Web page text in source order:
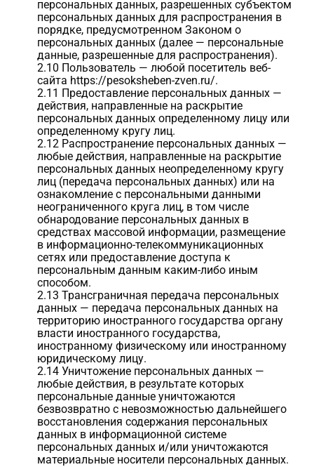
персональных данных, разрешенных субъектом
персональных данных для распространения в
порядке, предусмотренном Законом о
персональных данных (далее — персональные
данные, разрешенные для распространения).
2.10 Пользователь — любой посетитель веб-
сайта https://pesoksheben-zven.ru/.
2.11 Предоставление персональных данных —
действия, направленные на раскрытие
персональных данных определенному лицу или
определенному кругу лиц.
2.12 Распространение персональных данных —
любые действия, направленные на раскрытие
персональных данных неопределенному кругу
лиц (передача персональных данных) или на
ознакомление с персональными данными
неограниченного круга лиц, в том числе
обнародование персональных данных в
средствах массовой информации, размещение
в информационно-телекоммуникационных
сетях или предоставление доступа к
персональным данным каким-либо иным
способом.
2.13 Трансграничная передача персональных
данных — передача персональных данных на
территорию иностранного государства органу
власти иностранного государства,
иностранному физическому или иностранному
юридическому лицу.
2.14 Уничтожение персональных данных —
любые действия, в результате которых
персональные данные уничтожаются
безвозвратно с невозможностью дальнейшего
восстановления содержания персональных
данных в информационной системе
персональных данных и/или уничтожаются
материальные носители персональных данных.